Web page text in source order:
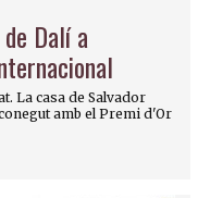
Dalí a
La casa de Salvador
amb el Premi d'Or